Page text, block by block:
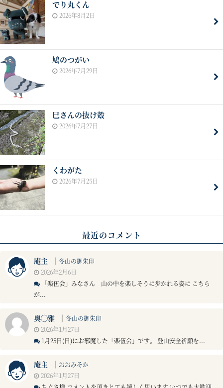
でり丸くん
2026年8月2日
鳩のつがい
2026年7月29日
巳さんの抜け殻
2026年7月27日
くわがた
2026年7月25日
最近のコメント
庵主 ｜ 冬山の御朱印
2026年2月6日
「楽伍会」みなさん 山の中を楽しそうに歩かれる姿に こちら
が...
奥◯雅 ｜ 冬山の御朱印
2026年1月27日
1月25日(日)にお邪魔した「楽伍会」です。 登山安全祈願を...
庵主 ｜ おおみそか
2026年1月27日